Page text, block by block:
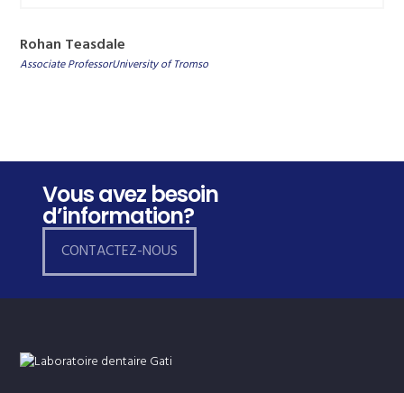
Rohan Teasdale
Associate ProfessorUniversity of Tromso
Vous avez besoin
d’information?
CONTACTEZ-NOUS